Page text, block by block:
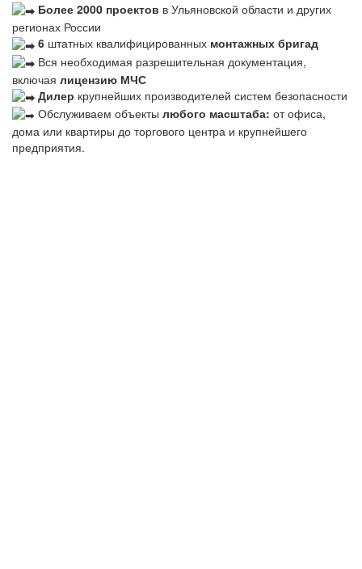
Более 2000 проектов в Ульяновской области и других
регионах России
6 штатных квалифицированных монтажных бригад
Вся необходимая разрешительная документация,
включая лицензию МЧС
Дилер крупнейших производителей систем безопасности
Обслуживаем объекты любого масштаба: от офиса,
дома или квартиры до торгового центра и крупнейшего
предприятия.